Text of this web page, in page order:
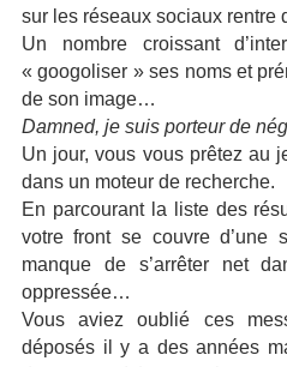
sur les réseaux sociaux rentre
Un nombre croissant
« googoliser » ses noms et
de son image…
Damned, je suis porteur de
Un jour, vous vous prêtez au
dans un moteur de recherche.
En parcourant la liste des
votre front se couvre
manque de s’arrêter net
oppressée…
Vous aviez oublié ces
déposés il y a des années